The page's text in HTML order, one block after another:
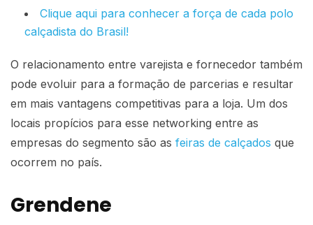
Clique aqui para conhecer a força de cada polo
calçadista do Brasil!
O relacionamento entre varejista e fornecedor também
pode evoluir para a formação de parcerias e resultar
em mais vantagens competitivas para a loja. Um dos
locais propícios para esse networking entre as
empresas do segmento são as feiras de calçados que
ocorrem no país.
Grendene